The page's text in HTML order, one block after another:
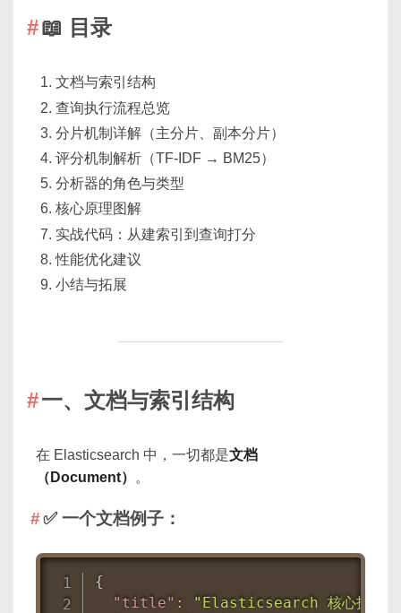
📖 目录
文档与索引结构
查询执行流程总览
分片机制详解（主分片、副本分片）
评分机制解析（TF-IDF → BM25）
分析器的角色与类型
核心原理图解
实战代码：从建索引到查询打分
性能优化建议
小结与拓展
一、文档与索引结构
在 Elasticsearch 中，一切都是文档
（Document）
。
✅ 一个文档例子：
{
"title" :
"Elasticsearch 核心技术